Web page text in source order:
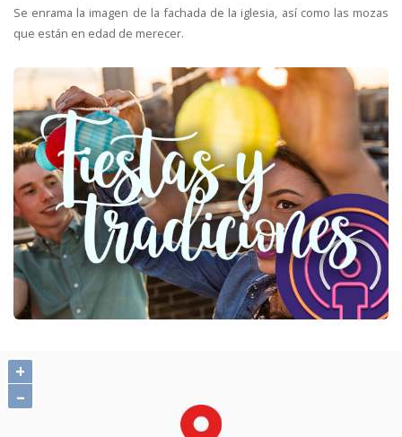
Se enrama la imagen de la fachada de la iglesia, así como las mozas
que están en edad de merecer.
+
–